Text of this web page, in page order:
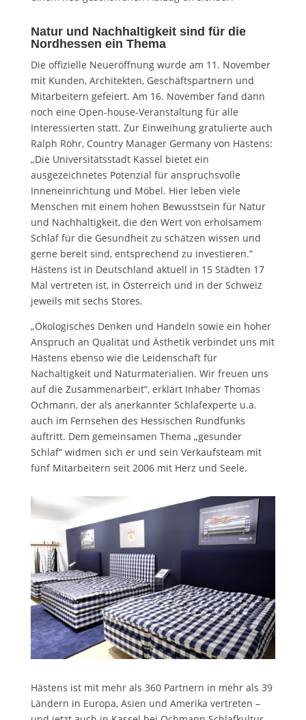
Natur und Nachhaltigkeit sind für die
Nordhessen ein Thema
Die offizielle Neueröffnung wurde am 11. November
mit Kunden, Architekten, Geschäftspartnern und
Mitarbeitern gefeiert. Am 16. November fand dann
noch eine Open-house-Veranstaltung für alle
Interessierten statt. Zur Einweihung gratulierte auch
Ralph Röhr, Country Manager Germany von Hästens:
„Die Universitätsstadt Kassel bietet ein
ausgezeichnetes Potenzial für anspruchsvolle
Inneneinrichtung und Möbel. Hier leben viele
Menschen mit einem hohen Bewusstsein für Natur
und Nachhaltigkeit, die den Wert von erholsamem
Schlaf für die Gesundheit zu schätzen wissen und
gerne bereit sind, entsprechend zu investieren.”
Hästens ist in Deutschland aktuell in 15 Städten 17
Mal vertreten ist, in Österreich und in der Schweiz
jeweils mit sechs Stores.
„Ökologisches Denken und Handeln sowie ein hoher
Anspruch an Qualität und Ästhetik verbindet uns mit
Hästens ebenso wie die Leidenschaft für
Nachaltigkeit und Naturmaterialien. Wir freuen uns
auf die Zusammenarbeit“, erklärt Inhaber Thomas
Ochmann, der als anerkannter Schlafexperte u.a.
auch im Fernsehen des Hessischen Rundfunks
auftritt. Dem gemeinsamen Thema „gesunder
Schlaf“ widmen sich er und sein Verkaufsteam mit
fünf Mitarbeitern seit 2006 mit Herz und Seele.
Hästens ist mit mehr als 360 Partnern in mehr als 39
Ländern in Europa, Asien und Amerika vertreten –